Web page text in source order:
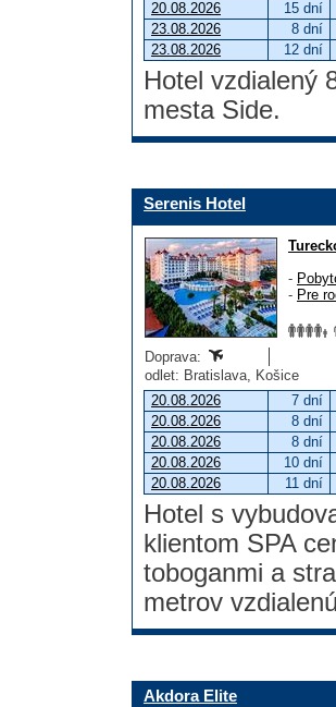
20.08.2026
15 dní
23.08.2026
8 dní
23.08.2026
12 dní
Hotel vzdialený
mesta Side.
Serenis Hotel
-
- Pre
Doprava:
odlet: Bratislava, Košice
20.08.2026
7 dní
20.08.2026
8 dní
20.08.2026
8 dní
20.08.2026
10 dní
20.08.2026
11 dní
Hotel s
klientom SPA
toboganmi a
metrov
Akdora Elite